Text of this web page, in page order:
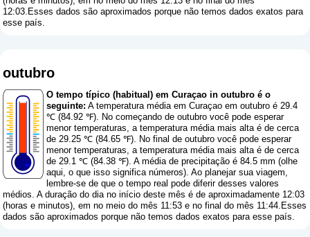
12:03.Esses dados são aproximados porque não temos dados exatos para
esse país.
outubro
O tempo típico (habitual) em Curaçao in outubro é o
seguinte: A temperatura média em Curaçao em outubro é 29.4
℃ (84.92 ℉). No começando de outubro você pode esperar
menor temperaturas, a temperatura média mais alta é de cerca
de 29.25 ℃ (84.65 ℉). No final de outubro você pode esperar
menor temperaturas, a temperatura média mais alta é de cerca
de 29.1 ℃ (84.38 ℉). A média de precipitação é 84.5 mm (olhe
aqui, o que isso significa números). Ao planejar sua viagem,
lembre-se de que o tempo real pode diferir desses valores
médios. A duração do dia no início deste mês é de aproximadamente 12:03
(horas e minutos), em no meio do mês 11:53 e no final do mês 11:44.Esses
dados são aproximados porque não temos dados exatos para esse país.